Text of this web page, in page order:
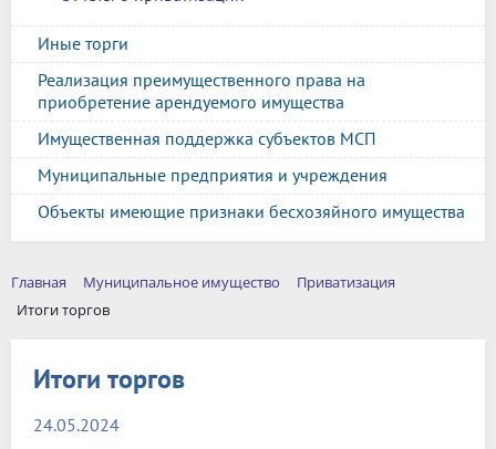
Иные торги
Реализация преимущественного права на
приобретение арендуемого имущества
Имущественная поддержка субъектов МСП
Муниципальные предприятия и учреждения
Объекты имеющие признаки бесхозяйного имущества
Главная Муниципальное имущество
Приватизация
Итоги торгов
Итоги торгов
24.05.2024